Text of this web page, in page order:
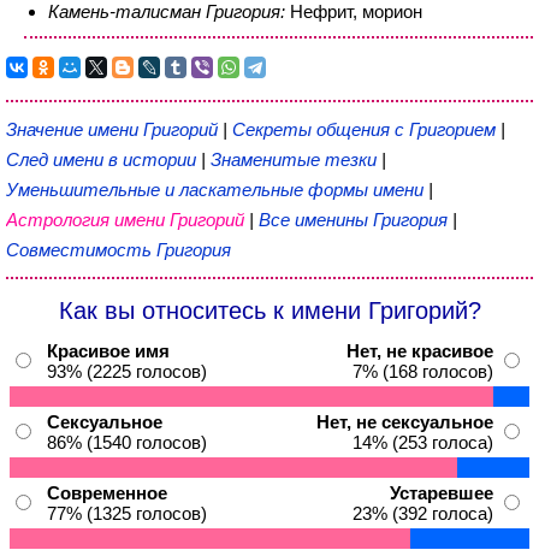
Камень-талисман Григория: Нефрит, морион
Значение имени Григорий | Секреты общения с Григорием |
След имени в истории | Знаменитые тезки |
Уменьшительные и ласкательные формы имени |
Астрология имени Григорий | Все именины Григория |
Совместимость Григория
Как вы относитесь к имени Григорий?
Красивое имя
93% (2225 голосов)
Нет, не красивое
7% (168 голосов)
Сексуальное
86% (1540 голосов)
Нет, не сексуальное
14% (253 голоса)
Современное
77% (1325 голосов)
Устаревшее
23% (392 голоса)